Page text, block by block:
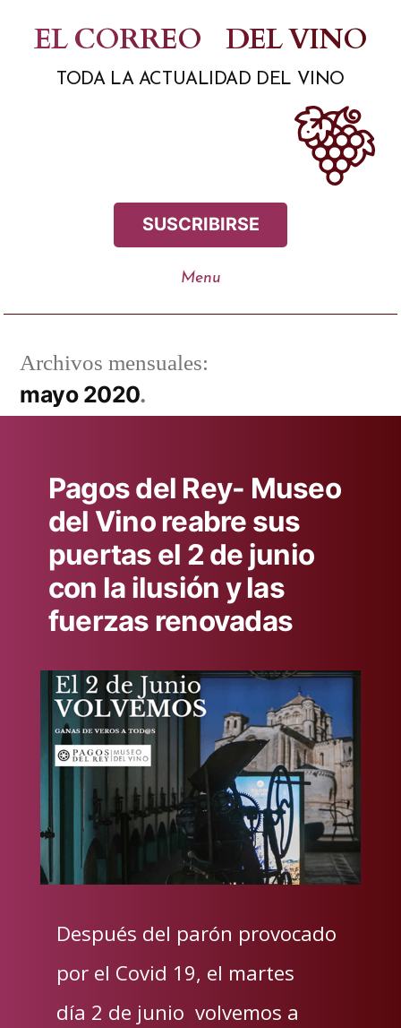
contenido
EL CORREO DEL VINO
TODA LA ACTUALIDAD DEL VINO
SUSCRIBIRSE
Archivos mensuales:
mayo 2020
Pagos del Rey- Museo
del Vino reabre sus
puertas el 2 de junio
con la ilusión y las
fuerzas renovadas
Después del parón provocado
por el Covid 19, el martes
día 2 de junio volvemos a